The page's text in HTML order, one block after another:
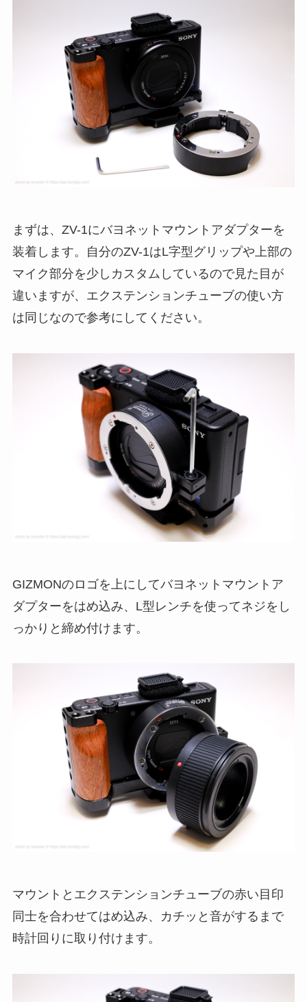
まずは、ZV-1にバヨネットマウントアダプターを
装着します。自分のZV-1はL字型グリップや上部の
マイク部分を少しカスタムしているので見た目が
違いますが、エクステンションチューブの使い方
は同じなので参考にしてください。
GIZMONのロゴを上にしてバヨネットマウントア
ダプターをはめ込み、L型レンチを使ってネジをし
っかりと締め付けます。
マウントとエクステンションチューブの赤い目印
同士を合わせてはめ込み、カチッと音がするまで
時計回りに取り付けます。